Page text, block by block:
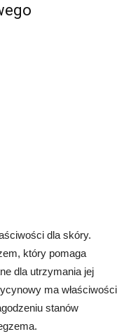
dla skóry.
który pomaga
dla utrzymania jej
ma właściwości
stanów